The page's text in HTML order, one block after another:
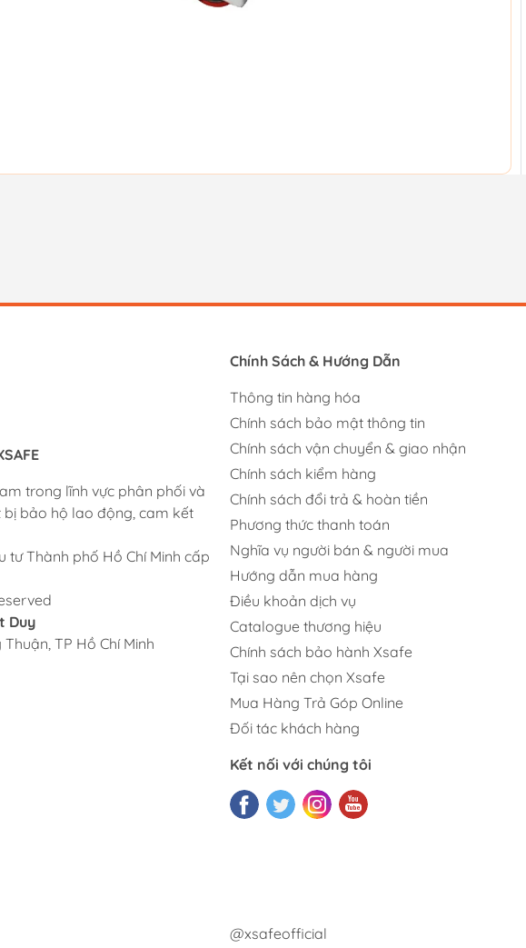
trong lĩnh vực phân phối và
bảo hộ lao động, cam kết
tư Thành phố Hồ Chí Minh cấp
Duy
TP Hồ Chí Minh
Chính Sách & Hướng Dẫn
Thông tin hàng hóa
Chính sách bảo mật thông tin
Chính sách vận chuyển & giao nhận
Chính sách kiểm hàng
Chính sách đổi trả & hoàn tiền
Phương thức thanh toán
Nghĩa vụ người bán & người mua
Hướng dẫn mua hàng
Điều khoản dịch vụ
Catalogue thương hiệu
Chính sách bảo hành Xsafe
Tại sao nên chọn Xsafe
Mua Hàng Trả Góp Online
Đối tác khách hàng
Kết nối với chúng tôi
@xsafeofficial